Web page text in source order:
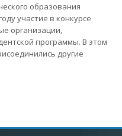
образования
участие в конкурсе
организации,
программы. В этом
другие